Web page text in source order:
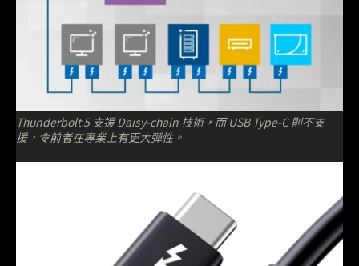
Thunderbolt 5 支援 Daisy-chain 技術，而 USB Type-C 則不支
援，令前者在專業上有更大彈性。